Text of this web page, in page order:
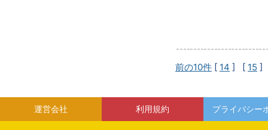
前の10件 [ 14 ] [ 15 ]
運営会社 利用規約 プライバシー